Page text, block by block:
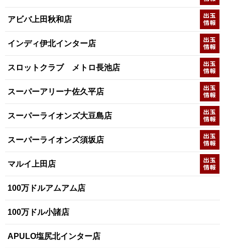
アビバ上田秋和店
インディ伊北インター店
スロットクラブ メトロ長池店
スーパーアリーナ佐久平店
スーパーライオンズ大豆島店
スーパーライオンズ須坂店
マルイ上田店
100万ドルアムアム店
100万ドル小諸店
APULO塩尻北インター店